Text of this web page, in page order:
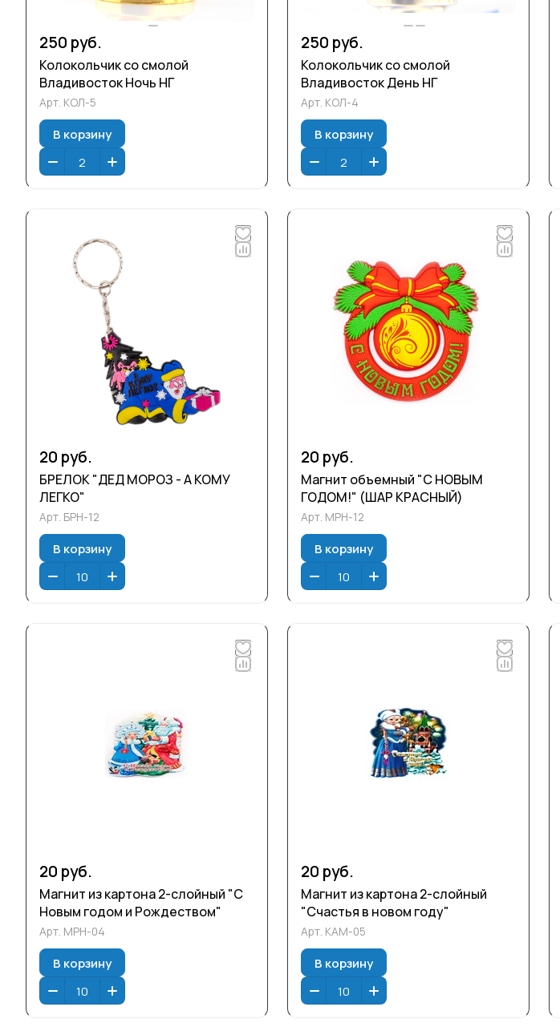
250 руб.
Колокольчик со смолой
Владивосток Ночь НГ
Арт. КОЛ-5
В корзину
250 руб.
Колокольчик со смолой
Владивосток День НГ
Арт. КОЛ-4
В корзину
20 руб.
БРЕЛОК "ДЕД МОРОЗ - А КОМУ
ЛЕГКО"
Арт. БРН-12
В корзину
20 руб.
Магнит объемный "С НОВЫМ
ГОДОМ!" (ШАР КРАСНЫЙ)
Арт. МРН-12
В корзину
20 руб.
Магнит из картона 2-слойный "С
Новым годом и Рождеством"
Арт. МРН-04
В корзину
20 руб.
Магнит из картона 2-слойный
"Счастья в новом году"
Арт. КАМ-05
В корзину